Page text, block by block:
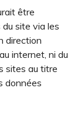
être
du site via les
direction
internet, ni du
sites au titre
données